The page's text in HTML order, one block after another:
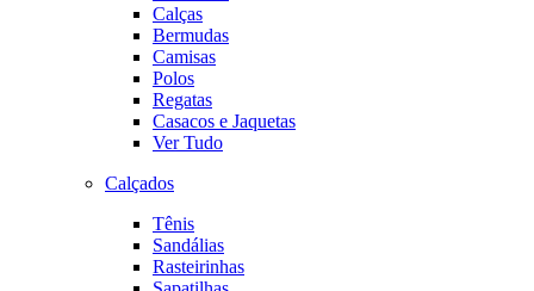
Calças
Bermudas
Camisas
Polos
Regatas
Casacos e Jaquetas
Ver Tudo
Calçados
Tênis
Sandálias
Rasteirinhas